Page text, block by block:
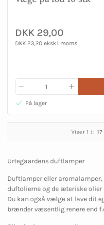
DKK 29,00
DKK 23,20 ekskl. moms
På lager
Viser 1 til 17
Urtegaardens duftlamper
Duftlamper eller
duftolierne og de æteriske
Du kan også vælge at lave dit
brænder væsentlig renere end